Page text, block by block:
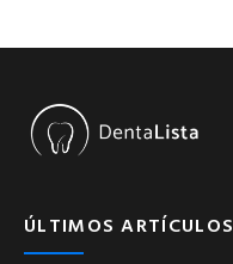
ÚLTIMOS ARTÍCULOS